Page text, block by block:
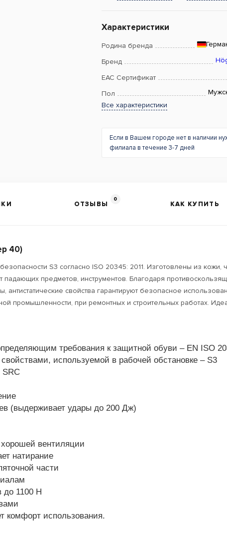
Характеристики
Родина бренда
Бренд
EAC Сертификат
Пол
Все характеристики
Если в Вашем городе нет в наличии
филиала в течение 3-7 дней
ОТЗЫВЫ
0
КАК КУПИТЬ
40)
S3 согласно ISO 20345: 2011. Изготовлены из
предметов, инструментов. Благодаря
свойства гарантируют безопасное
промышленности, при ремонтных и строительных работах.
требования к защитной обуви – EN ISO
используемой в рабочей обстановке – S3
SRC
(выдерживает удары до 200 Дж)
вентиляции
натирание
части
до 1100 Н
комфорт использования.